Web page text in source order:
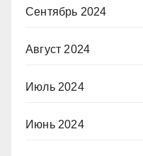
Сентябрь 2024
Август 2024
Июль 2024
Июнь 2024